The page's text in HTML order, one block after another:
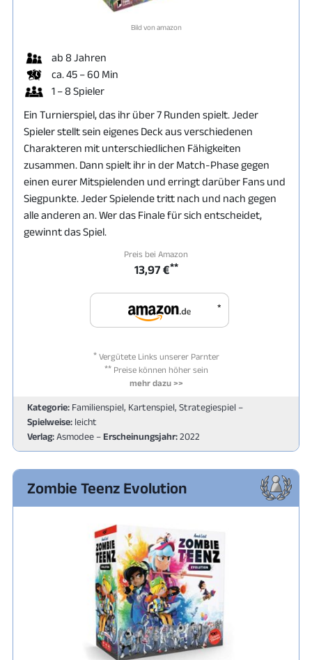
Bild von amazon
ab 8 Jahren
ca. 45 – 60 Min
1 – 8 Spieler
Ein Turnierspiel, das ihr über 7 Runden spielt. Jeder
Spieler stellt sein eigenes Deck aus verschiedenen
Charakteren mit unterschiedlichen Fähigkeiten
zusammen. Dann spielt ihr in der Match-Phase gegen
einen eurer Mitspielenden und erringt darüber Fans und
Siegpunkte. Jeder Spielende tritt nach und nach gegen
alle anderen an. Wer das Finale für sich entscheidet,
gewinnt das Spiel.
Preis bei Amazon
13,97 €**
*
*Vergütete Links unserer Parnter
**Preise können höher sein
mehr dazu >>
Kategorie: Familienspiel, Kartenspiel, Strategiespiel –
Spielweise: leicht
Verlag:Asmodee – Erscheinungsjahr:2022
Zombie Teenz Evolution